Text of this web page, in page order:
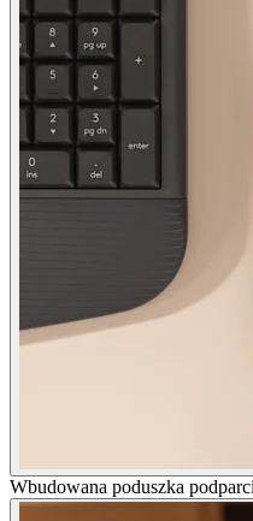
Wbudowana poduszka